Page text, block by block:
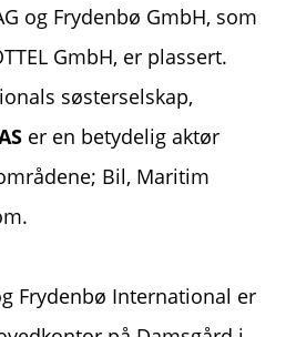
og Frydenbø GmbH, som
GmbH, er plassert.
søsterselskap,
er en betydelig aktør
Bil, Maritim
Frydenbø International er